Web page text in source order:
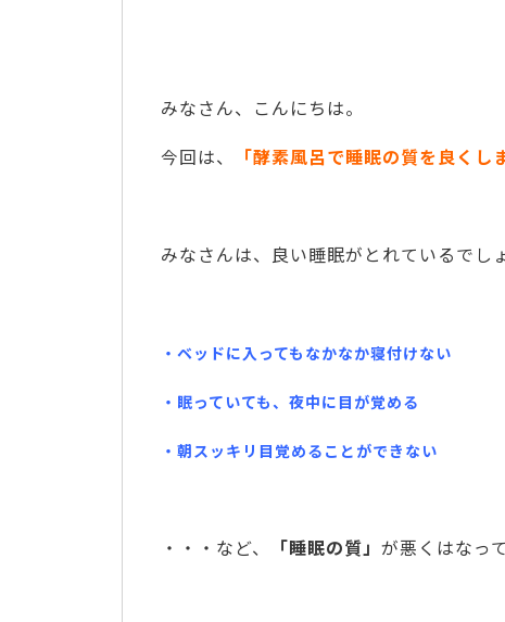
みなさん、こんにちは。
今回は、
「酵素風呂で睡眠の質を良くし
みなさんは、良い睡眠がとれているでし
・ベッドに入ってもなかなか寝付けない
・眠っていても、夜中に目が覚める
・朝スッキリ目覚めることができない
・・・など、 「睡眠の質」 が悪くはなっ